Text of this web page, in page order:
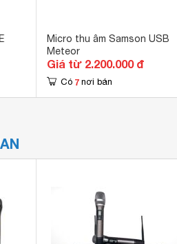
Micro thu âm Samson USB
Meteor
Giá từ 2.200.000 đ
Có 7 nơi bán